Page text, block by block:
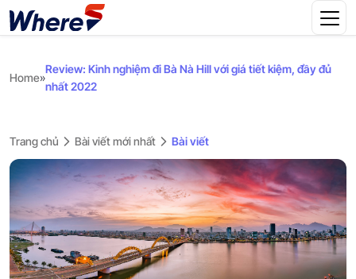
Home»
Review: Kinh nghiệm đi Bà Nà Hill với giá tiết kiệm, đầy đủ
nhất 2022
Trang chủ Bài viết mới nhất Bài viết